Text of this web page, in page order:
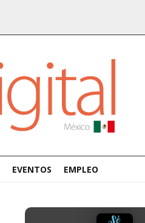
EVENTOS EMPLEO